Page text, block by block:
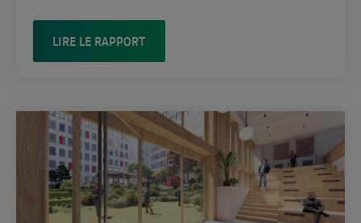
LIRE LE RAPPORT